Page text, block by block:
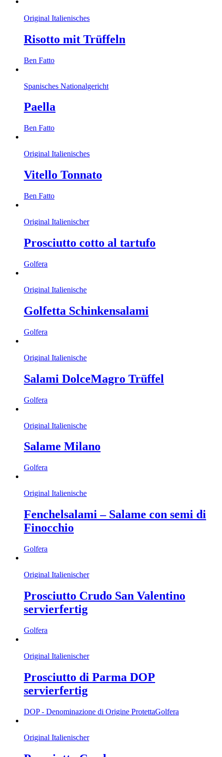
Original Italienisches
Risotto mit Trüffeln
Ben Fatto
Spanisches Nationalgericht
Paella
Ben Fatto
Original Italienisches
Vitello Tonnato
Ben Fatto
Original Italienischer
Prosciutto cotto al tartufo
Golfera
Original Italienische
Golfetta Schinkensalami
Golfera
Original Italienische
Salami DolceMagro Trüffel
Golfera
Original Italienische
Salame Milano
Golfera
Original Italienische
Fenchelsalami – Salame con semi di
Finocchio
Golfera
Original Italienischer
Prosciutto Crudo San Valentino
servierfertig
Golfera
Original Italienischer
Prosciutto di Parma DOP
servierfertig
DOP - Denominazione di Origine ProtettaGolfera
Original Italienischer